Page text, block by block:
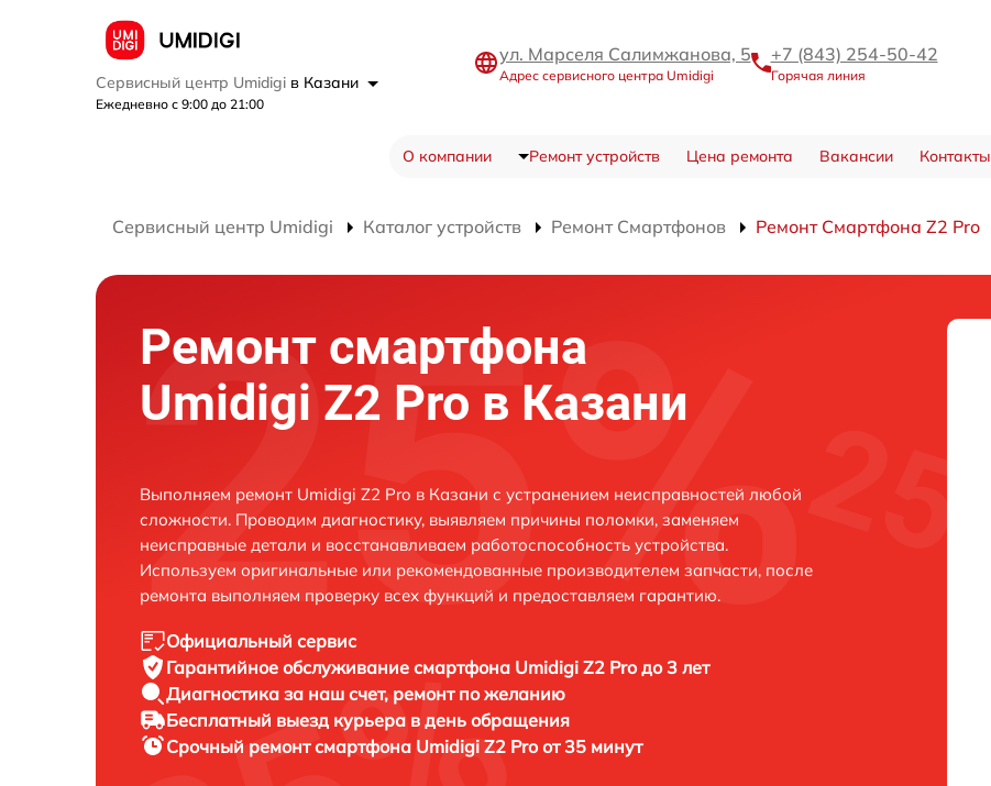
Сервисный центр Umidigi в Казани
Ежедневно с 9:00 до 21:00
ул. Марселя Салимжанова, 5
Адрес сервисного центра Umidigi
+7 (843) 254-50-42
Горячая линия
О компании Ремонт устройств Цена ремонта Вакансии Контакты
Сервисный центр Umidigi Каталог устройств Ремонт Смартфонов Ремонт Смартфона Z2 Pro
Ремонт смартфона
Umidigi Z2 Pro в Казани
Выполняем ремонт Umidigi Z2 Pro в Казани с устранением неисправностей любой
сложности. Проводим диагностику, выявляем причины поломки, заменяем
неисправные детали и восстанавливаем работоспособность устройства.
Используем оригинальные или рекомендованные производителем запчасти, после
ремонта выполняем проверку всех функций и предоставляем гарантию.
Официальный сервис
Гарантийное обслуживание смартфона Umidigi Z2 Pro до 3 лет
Диагностика за наш счет, ремонт по желанию
Бесплатный выезд курьера в день обращения
Срочный ремонтсмартфона Umidigi Z2 Pro от 35 минут